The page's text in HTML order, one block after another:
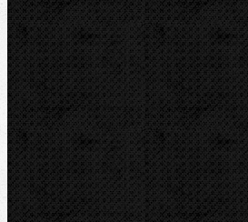
1 306,80 Kč
Dostupnost:
Na dotaz
Množství:
Přidat do